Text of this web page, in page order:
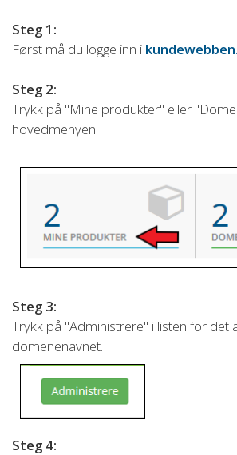
Steg 1:
Først må du logge inn i kundewebben.
Steg 2:
Trykk på "Mine produkter" eller
hovedmenyen.
Steg 3:
Trykk på "Administrere" i listen for det
domenenavnet.
Steg 4: